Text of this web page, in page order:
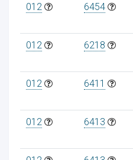
012 6454
012 6218
012 6411
012 6413